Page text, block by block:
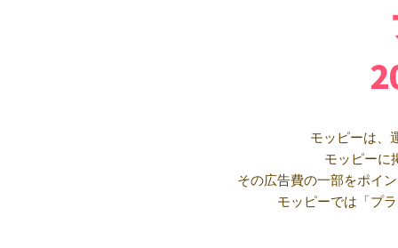
モッピーは、
モッピーに
その広告費の一部をポイ
モッピーでは「プ